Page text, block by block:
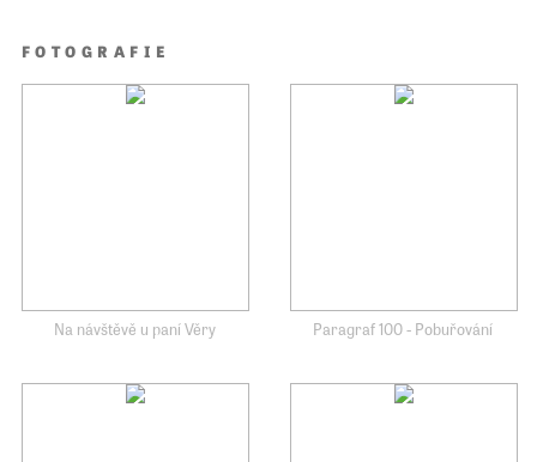
FOTOGRAFIE
Na návštěvě u paní Věry Paragraf 100 - Pobuřování